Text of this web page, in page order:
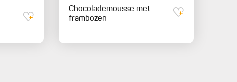
Chocolademousse met
frambozen